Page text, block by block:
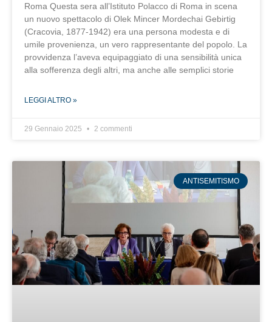
Roma Questa sera all’Istituto Polacco di Roma in scena
un nuovo spettacolo di Olek Mincer Mordechai Gebirtig
(Cracovia, 1877-1942) era una persona modesta e di
umile provenienza, un vero rappresentante del popolo. La
provvidenza l’aveva equipaggiato di una sensibilità unica
alla sofferenza degli altri, ma anche alle semplici storie
LEGGI ALTRO »
29 Gennaio 2025 2 commenti
ANTISEMITISMO